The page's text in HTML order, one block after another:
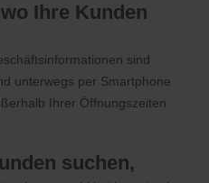
Ihre Kunden
sind
unterwegs per Smartphone
Ihrer Öffnungszeiten
suchen,